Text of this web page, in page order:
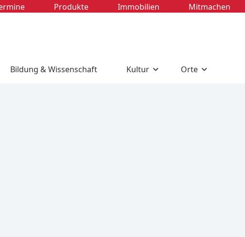
Produkte Immobilien Mitmachen
Bildung & Wissenschaft Kultur Orte